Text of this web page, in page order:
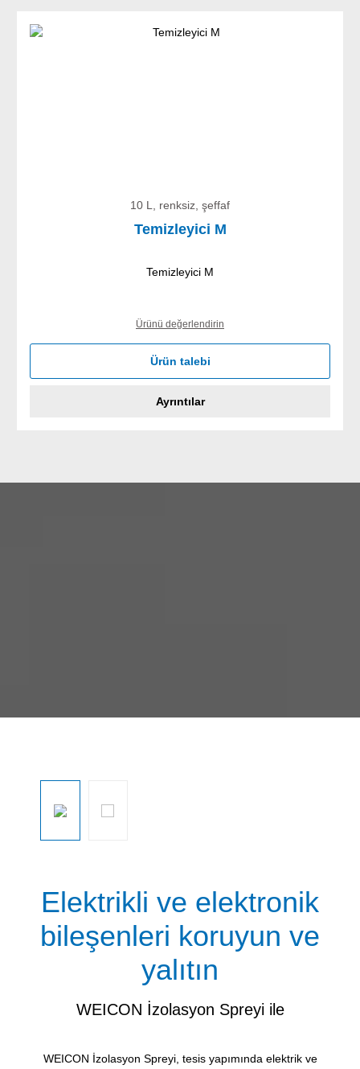
10 L, renksiz, şeffaf
Temizleyici M
Temizleyici M
Ürünü değerlendirin
Ürün talebi
Ayrıntılar
Elektrikli ve elektronik
bileşenleri koruyun ve
yalıtın
WEICON İzolasyon Spreyi ile
WEICON İzolasyon Spreyi, tesis yapımında elektrik ve